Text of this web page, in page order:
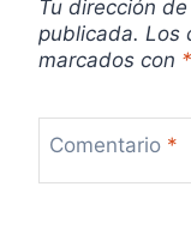
s
Tu dirección
publicada. Los
marcados con *
Comentario *